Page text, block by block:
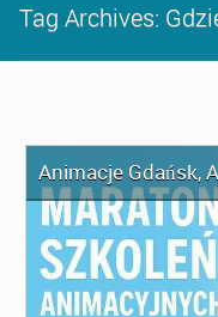
Tag Archives:
Animacje Gdańsk,